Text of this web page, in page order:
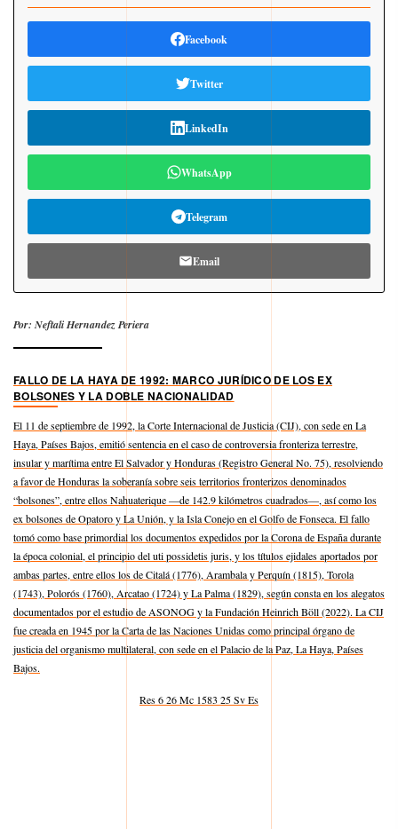
Facebook
Twitter
LinkedIn
WhatsApp
Telegram
Email
Por: Neftali Hernandez Periera
FALLO DE LA HAYA DE 1992: MARCO JURÍDICO DE LOS EX
BOLSONES Y LA DOBLE NACIONALIDAD
El 11 de septiembre de 1992, la Corte Internacional de Justicia (CIJ), con sede en La
Haya, Países Bajos, emitió sentencia en el caso de controversia fronteriza terrestre,
insular y marítima entre El Salvador y Honduras (Registro General No. 75), resolviendo
a favor de Honduras la soberanía sobre seis territorios fronterizos denominados
“bolsones”, entre ellos Nahuaterique —de 142.9 kilómetros cuadrados—, así como los
ex bolsones de Opatoro y La Unión, y la Isla Conejo en el Golfo de Fonseca. El fallo
tomó como base primordial los documentos expedidos por la Corona de España durante
la época colonial, el principio del uti possidetis juris, y los títulos ejidales aportados por
ambas partes, entre ellos los de Citalá (1776), Arambala y Perquín (1815), Torola
(1743), Polorós (1760), Arcatao (1724) y La Palma (1829), según consta en los alegatos
documentados por el estudio de ASONOG y la Fundación Heinrich Böll (2022). La CIJ
fue creada en 1945 por la Carta de las Naciones Unidas como principal órgano de
justicia del organismo multilateral, con sede en el Palacio de la Paz, La Haya, Países
Bajos.
Res 6 26 Mc 1583 25 Sv Es